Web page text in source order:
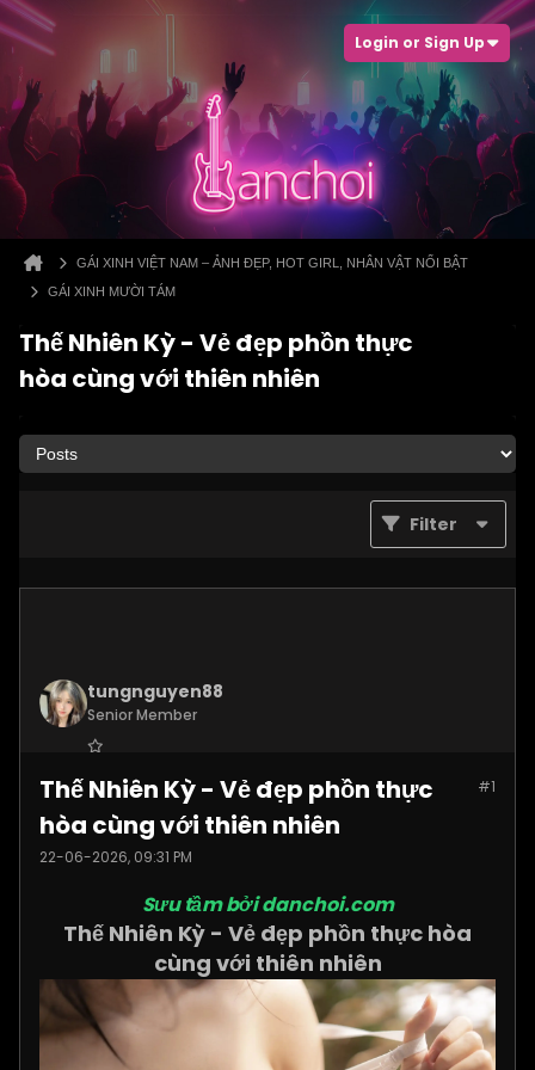
Login or Sign Up
GÁI XINH VIỆT NAM – ẢNH ĐẸP, HOT GIRL, NHÂN VẬT NỔI BẬT
GÁI XINH MƯỜI TÁM
Thế Nhiên Kỳ - Vẻ đẹp phồn thực
hòa cùng với thiên nhiên
Filter
tungnguyen88
Senior Member
Posts:3619 #1
Thế Nhiên Kỳ - Vẻ đẹp phồn thực
hòa cùng với thiên nhiên
22-06-2026, 09:31 PM
Sưu tầm bởi danchoi.com
Thế Nhiên Kỳ - Vẻ đẹp phồn thực hòa
cùng với thiên nhiên